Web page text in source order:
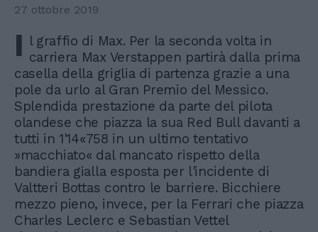
27 ottobre 2019
I l graffio di Max. Per la seconda volta in
carriera Max Verstappen partirà dalla prima
casella della griglia di partenza grazie a una
pole da urlo al Gran Premio del Messico.
Splendida prestazione da parte del pilota
olandese che piazza la sua Red Bull davanti a
tutti in 1'14«758 in un ultimo tentativo
»macchiato« dal mancato rispetto della
bandiera gialla esposta per l'incidente di
Valtteri Bottas contro le barriere. Bicchiere
mezzo pieno, invece, per la Ferrari che piazza
Charles Leclerc e Sebastian Vettel